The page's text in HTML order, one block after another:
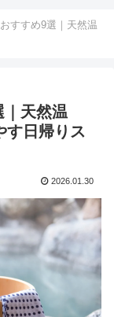
すすめ9選｜天然温
天然温
す日帰りス
2026.01.30